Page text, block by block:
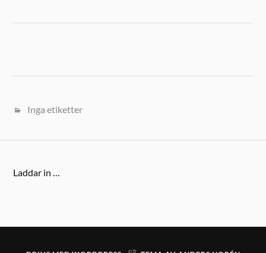
Inga etiketter
Laddar in …